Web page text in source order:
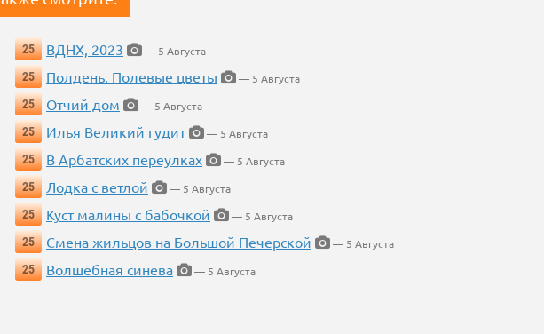
25 ВДНХ, 2023
— 5 Августа
25
Полдень. Полевые цветы
— 5 Августа
25
Отчий дом
— 5 Августа
25
Илья Великий гудит
— 5 Августа
25
В Арбатских переулках
— 5 Августа
25
Лодка с ветлой
— 5 Августа
25
Куст малины с бабочкой
— 5 Августа
25
Смена жильцов на Большой Печерской
— 5 Августа
25
Волшебная синева — 5 Августа